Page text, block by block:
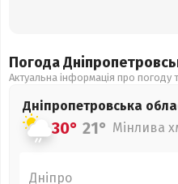
Погода
Актуальна інформація про погоду
Дніпропетровська
30° 21° Мінлива
Дніпро